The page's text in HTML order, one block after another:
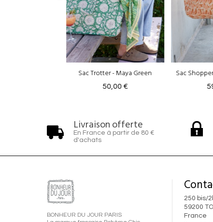
59,00 €
Sac
Livraison offerte
En France à partir de 80 €
d'achats
BONHEUR DU JOUR PARIS
250 bis/
59200
France